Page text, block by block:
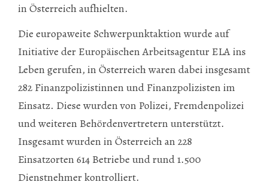
in Österreich aufhielten.
Die europaweite Schwerpunktaktion wurde auf
Initiative der Europäischen Arbeitsagentur ELA ins
Leben gerufen, in Österreich waren dabei insgesamt
282 Finanzpolizistinnen und Finanzpolizisten im
Einsatz. Diese wurden von Polizei, Fremdenpolizei
und weiteren Behördenvertretern unterstützt.
Insgesamt wurden in Österreich an 228
Einsatzorten 614 Betriebe und rund 1.500
Dienstnehmer kontrolliert.